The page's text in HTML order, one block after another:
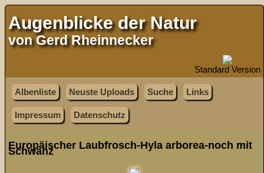
Augenblicke der Natur
von Gerd Rheinnecker
Standard Version
Albenliste Neuste Uploads Suche Links
Impressum Datenschutz
Europäischer Laubfrosch-Hyla arborea-noch mit
Schwanz